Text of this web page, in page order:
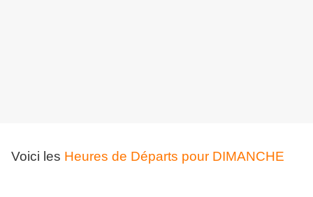
Voici les Heures de Départs pour DIMANCHE